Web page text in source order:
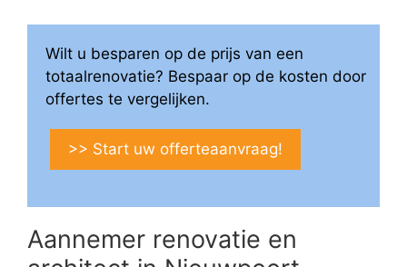
Wilt u besparen op de prijs van een
totaalrenovatie? Bespaar op de kosten door
offertes te vergelijken.
>> Start uw offerteaanvraag!
Aannemer renovatie en